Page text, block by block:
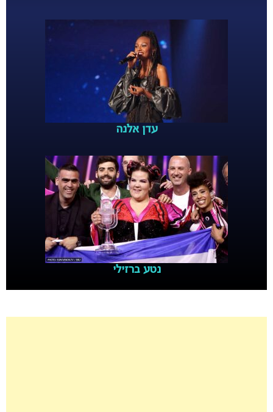
עדן אלנה
נטע ברזילי